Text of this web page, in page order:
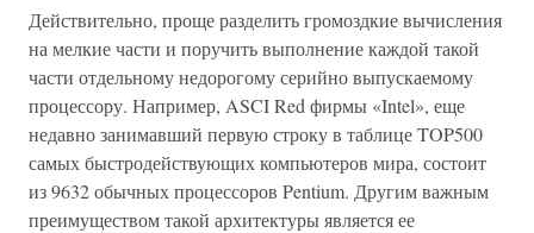
Действительно, проще разделить громоздкие вычисления
на мелкие части и поручить выполнение каждой такой
части отдельному недорогому серийно выпускаемому
процессору. Например, ASCI Red фирмы «Intel», еще
недавно занимавший первую строку в таблице TOP500
самых быстродействующих компьютеров мира, состоит
из 9632 обычных процессоров Pentium. Другим важным
преимуществом такой архитектуры является ее